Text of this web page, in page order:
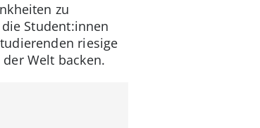
zu
Student:innen
riesige
Welt backen.